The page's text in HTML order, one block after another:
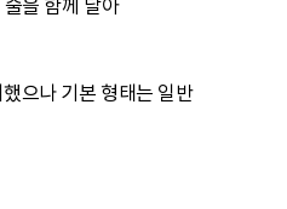
을 함께 달아
으나 기본 형태는 일반